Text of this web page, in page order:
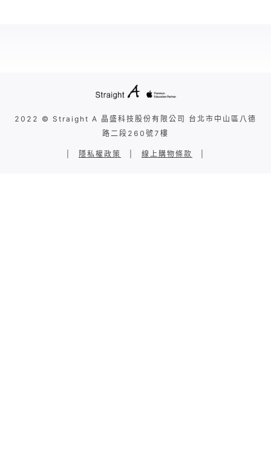
2022 © Straight A 晶盛科技股份有限公司 台北市中山區八德
路二段260號7樓
隱私權政策 線上購物條款